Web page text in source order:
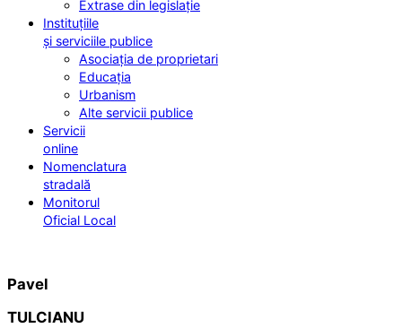
Extrase din legislație
Instituțiile
și serviciile publice
Asociația de proprietari
Educația
Urbanism
Alte servicii publice
Servicii
online
Nomenclatura
stradală
Monitorul
Oficial Local
Pavel
TULCIANU